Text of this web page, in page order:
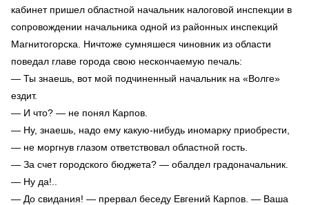
кабинет пришел областной начальник налоговой инспекции в
сопровождении начальника одной из районных инспекций
Магнитогорска. Ничтоже сумняшеся чиновник из области
поведал главе города свою нескончаемую печаль:
— Ты знаешь, вот мой подчиненный начальник на «Волге»
ездит.
— И что? — не понял Карпов.
— Ну, знаешь, надо ему какую-нибудь иномарку приобрести,
— не моргнув глазом ответствовал областной гость.
— За счет городского бюджета? — обалдел градоначальник.
— Ну да!..
— До свидания! — прервал беседу Евгений Карпов. — Ваша